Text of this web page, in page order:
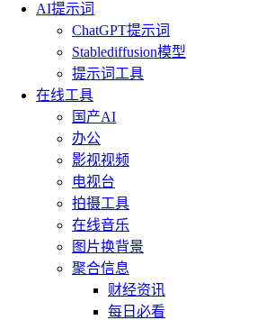
AI提示词
ChatGPT提示词
Stablediffusion模型
提示词工具
在线工具
国产AI
办公
影视视频
电视台
拍摄工具
在线音乐
图片换背景
聚合信息
财经资讯
每日必看